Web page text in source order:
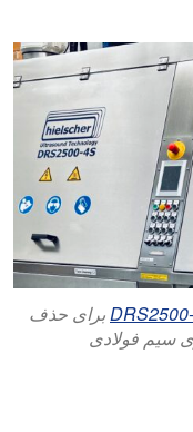
برای حذف
سیم فولادی